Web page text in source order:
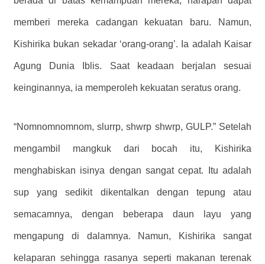
memberi mereka cadangan kekuatan baru. Namun,
Kishirika bukan sekadar ‘orang-orang’. Ia adalah Kaisar
Agung Dunia Iblis. Saat keadaan berjalan sesuai
keinginannya, ia memperoleh kekuatan seratus orang.
“Nomnomnomnom, slurrp, shwrp shwrp, GULP.” Setelah
mengambil mangkuk dari bocah itu, Kishirika
menghabiskan isinya dengan sangat cepat. Itu adalah
sup yang sedikit dikentalkan dengan tepung atau
semacamnya, dengan beberapa daun layu yang
mengapung di dalamnya. Namun, Kishirika sangat
kelaparan sehingga rasanya seperti makanan terenak